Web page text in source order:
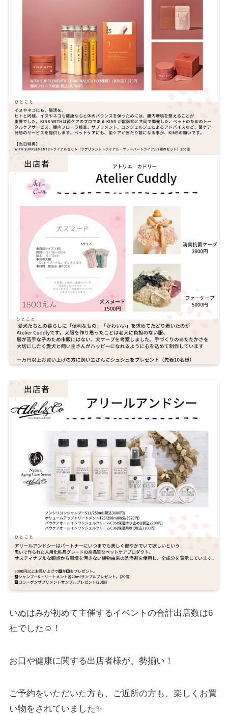
いぬはみが初めて主催するイベントの合計出店数は6
社でした☺️！
お口や健康に関する出店者様が、勢揃い！
ご予約をいただいた方も、ご近所の方も、楽しくお買
い物をされていました✨